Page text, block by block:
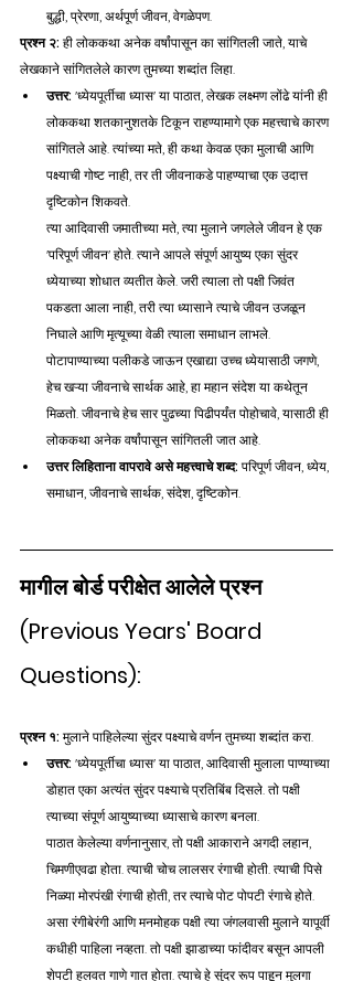
बुद्धी, प्रेरणा, अर्थपूर्ण जीवन, वेगळेपण.
प्रश्न २: ही लोककथा अनेक वर्षांपासून का सांगितली जाते, याचे
लेखकाने सांगितलेले कारण तुमच्या शब्दांत लिहा.
उत्तर: 'ध्येयपूर्तीचा ध्यास' या पाठात, लेखक लक्ष्मण लोंढे यांनी ही
लोककथा शतकानुशतके टिकून राहण्यामागे एक महत्त्वाचे कारण
सांगितले आहे. त्यांच्या मते, ही कथा केवळ एका मुलाची आणि
पक्ष्याची गोष्ट नाही, तर ती जीवनाकडे पाहण्याचा एक उदात्त
दृष्टिकोन शिकवते.
त्या आदिवासी जमातीच्या मते, त्या मुलाने जगलेले जीवन हे एक
'परिपूर्ण जीवन' होते. त्याने आपले संपूर्ण आयुष्य एका सुंदर
ध्येयाच्या शोधात व्यतीत केले. जरी त्याला तो पक्षी जिवंत
पकडता आला नाही, तरी त्या ध्यासाने त्याचे जीवन उजळून
निघाले आणि मृत्यूच्या वेळी त्याला समाधान लाभले.
पोटापाण्याच्या पलीकडे जाऊन एखाद्या उच्च ध्येयासाठी जगणे,
हेच खऱ्या जीवनाचे सार्थक आहे, हा महान संदेश या कथेतून
मिळतो. जीवनाचे हेच सार पुढच्या पिढीपर्यंत पोहोचावे, यासाठी ही
लोककथा अनेक वर्षांपासून सांगितली जात आहे.
उत्तर लिहिताना वापरावे असे महत्त्वाचे शब्द: परिपूर्ण जीवन, ध्येय,
समाधान, जीवनाचे सार्थक, संदेश, दृष्टिकोन.
मागील बोर्ड परीक्षेत आलेले प्रश्न
(Previous Years' Board
Questions):
प्रश्न १: मुलाने पाहिलेल्या सुंदर पक्ष्याचे वर्णन तुमच्या शब्दांत करा.
उत्तर: 'ध्येयपूर्तीचा ध्यास' या पाठात, आदिवासी मुलाला पाण्याच्या
डोहात एका अत्यंत सुंदर पक्ष्याचे प्रतिबिंब दिसले. तो पक्षी
त्याच्या संपूर्ण आयुष्याच्या ध्यासाचे कारण बनला.
पाठात केलेल्या वर्णनानुसार, तो पक्षी आकाराने अगदी लहान,
चिमणीएवढा होता. त्याची चोच लालसर रंगाची होती. त्याची पिसे
निळ्या मोरपंखी रंगाची होती, तर त्याचे पोट पोपटी रंगाचे होते.
असा रंगीबेरंगी आणि मनमोहक पक्षी त्या जंगलवासी मुलाने यापूर्वी
कधीही पाहिला नव्हता. तो पक्षी झाडाच्या फांदीवर बसून आपली
शेपटी हलवत गाणे गात होता. त्याचे हे सुंदर रूप पाहून मुलगा